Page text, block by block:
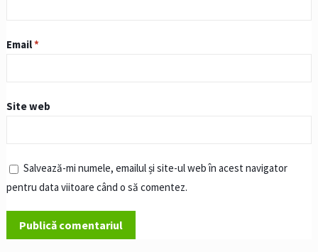
Email*
Site web
Salvează-mi numele, emailul și site-ul web în acest navigator
pentru data viitoare când o să comentez.